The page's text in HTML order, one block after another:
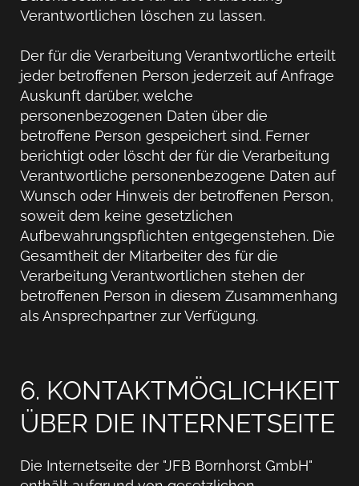
Verantwortlichen löschen zu lassen.
Der für die Verarbeitung Verantwortliche erteilt
jeder betroffenen Person jederzeit auf Anfrage
Auskunft darüber, welche
personenbezogenen Daten über die
betroffene Person gespeichert sind. Ferner
berichtigt oder löscht der für die Verarbeitung
Verantwortliche personenbezogene Daten auf
Wunsch oder Hinweis der betroffenen Person,
soweit dem keine gesetzlichen
Aufbewahrungspflichten entgegenstehen. Die
Gesamtheit der Mitarbeiter des für die
Verarbeitung Verantwortlichen stehen der
betroffenen Person in diesem Zusammenhang
als Ansprechpartner zur Verfügung.
6. KONTAKTMÖGLICHKEIT
ÜBER DIE INTERNETSEITE
Die Internetseite der "JFB Bornhorst GmbH"